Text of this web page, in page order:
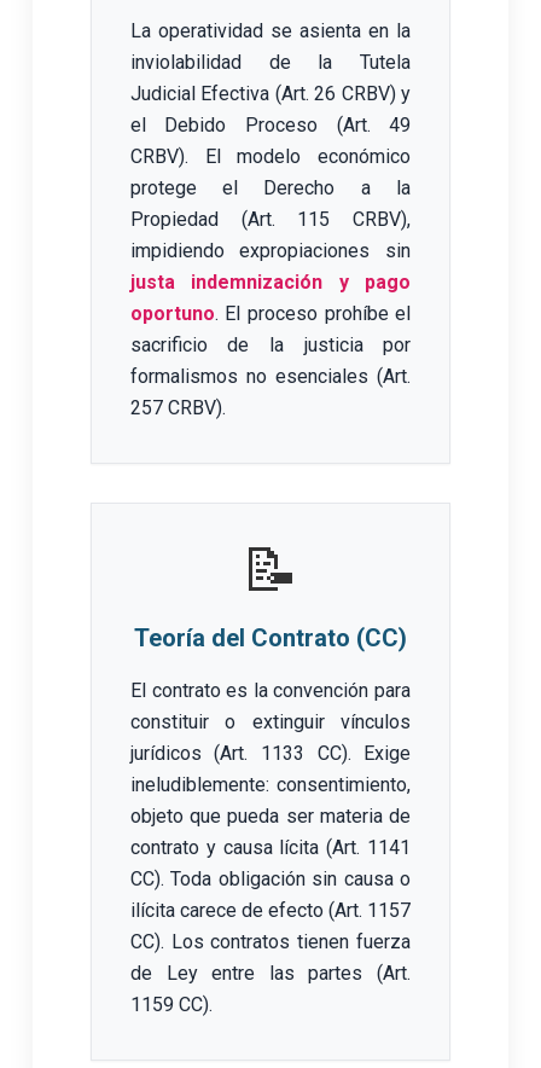
La operatividad se asienta en la
inviolabilidad de la Tutela
Judicial Efectiva (Art. 26 CRBV) y
el Debido Proceso (Art. 49
CRBV). El modelo económico
protege el Derecho a la
Propiedad (Art. 115 CRBV),
impidiendo expropiaciones sin
justa indemnización y pago
oportuno. El proceso prohíbe el
sacrificio de la justicia por
formalismos no esenciales (Art.
257 CRBV).
📝
Teoría del Contrato (CC)
El contrato es la convención para
constituir o extinguir vínculos
jurídicos (Art. 1133 CC). Exige
ineludiblemente: consentimiento,
objeto que pueda ser materia de
contrato y causa lícita (Art. 1141
CC). Toda obligación sin causa o
ilícita carece de efecto (Art. 1157
CC). Los contratos tienen fuerza
de Ley entre las partes (Art.
1159 CC).